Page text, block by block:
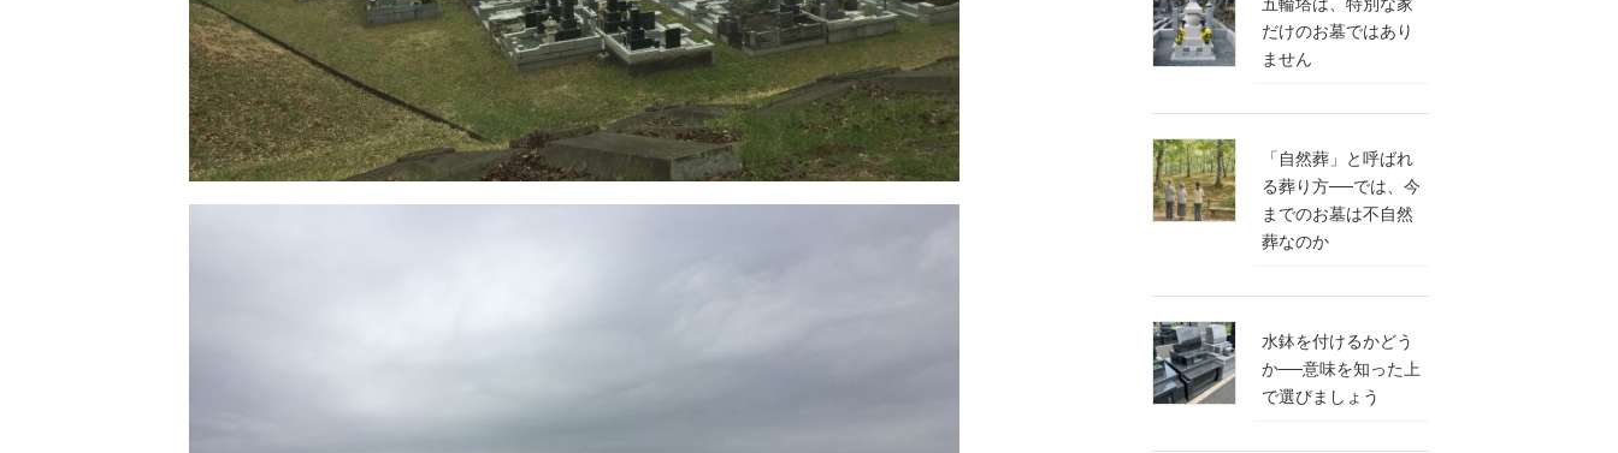
だけのお墓ではあり
ません
「自然葬」と呼ばれ
る葬り方──では、今
までのお墓は不自然
葬なのか
水鉢を付けるかどう
か──意味を知った上
で選びましょう